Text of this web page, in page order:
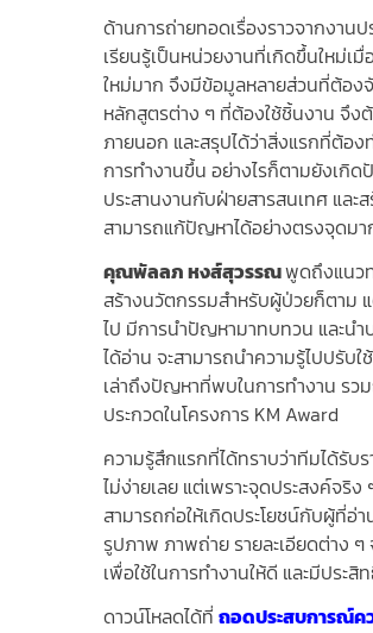
ด้านการถ่ายทอดเรื่องราวจากงานป
เรียนรู้เป็นหน่วยงานที่เกิดขึ้นใหม่เ
ใหม่มาก จึงมีข้อมูลหลายส่วนที่ต้อง
หลักสูตรต่าง ๆ ที่ต้องใช้ชิ้นงาน จึง
ภายนอก และสรุปได้ว่าสิ่งแรกที่ต้อ
การทำงานขึ้น อย่างไรก็ตามยังเกิ
ประสานงานกับฝ่ายสารสนเทศ แล
สามารถแก้ปัญหาได้อย่างตรงจุดม
คุณพัลลภ หงส์สุวรรณพูดถึงแนว
สร้างนวัตกรรมสำหรับผู้ป่วยก็ตาม
ไป มีการนำปัญหามาทบทวน และนำ
ได้อ่าน จะสามารถนำความรู้ไปปรับ
เล่าถึงปัญหาที่พบในการทำงาน รว
ประกวดในโครงการ KM Award
ความรู้สึกแรกที่ได้ทราบว่าทีมได้รับ
ไม่ง่ายเลย แต่เพราะจุดประสงค์จริ
สามารถก่อให้เกิดประโยชน์กับผู้ที่อ่
รูปภาพ ภาพถ่าย รายละเอียดต่าง ๆ
เพื่อใช้ในการทำงานให้ดี และมีประ
ดาวน์โหลดได้ที่ ถอดประสบการณ์คว